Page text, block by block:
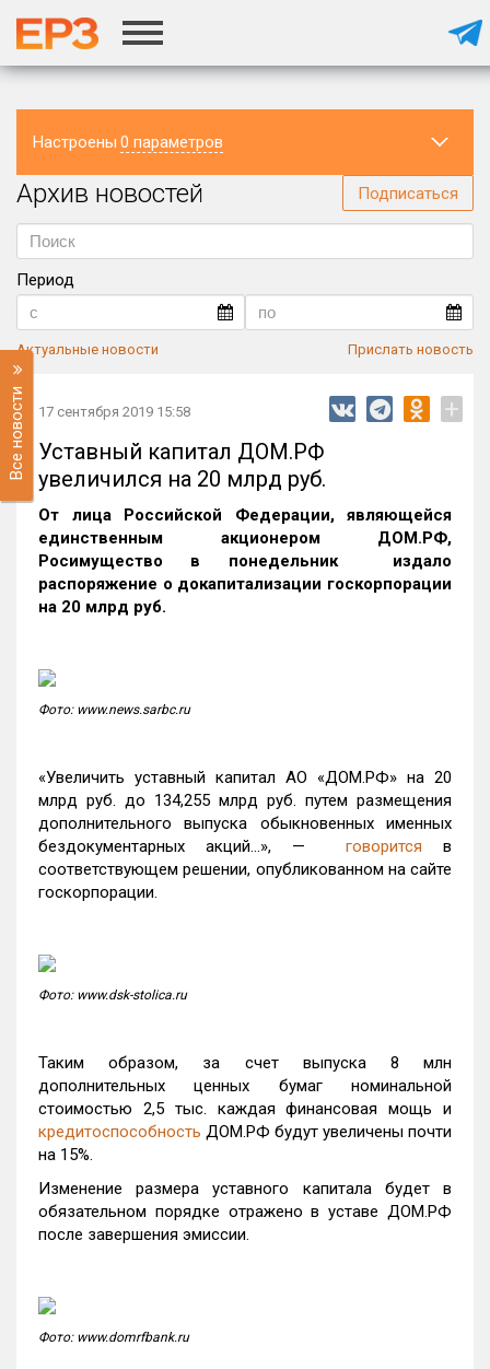
Настроены 0 параметров
Регион
Архив новостей Подписаться
Период
Актуальные новости Прислать новость
Все новости 17 сентября 2019 15:58 +
Уставный капитал ДОМ.РФ
увеличился на 20 млрд руб.
От лица Российской Федерации, являющейся
единственным акционером ДОМ.РФ,
Росимущество в понедельник издало
распоряжение о докапитализации госкорпорации
на 20 млрд руб.
Фото: www.news.sarbc.ru
«Увеличить уставный капитал АО «ДОМ.РФ» на 20
млрд руб. до 134,255 млрд руб. путем размещения
дополнительного выпуска обыкновенных именных
бездокументарных акций…», —
говорится в
соответствующем решении, опубликованном на сайте
госкорпорации.
Фото: www.dsk-stolica.ru
Таким образом, за счет выпуска 8 млн
дополнительных ценных бумаг номинальной
стоимостью 2,5 тыс. каждая финансовая мощь и
кредитоспособность ДОМ.РФ будут увеличены почти
на 15%.
Изменение размера уставного капитала будет в
обязательном порядке отражено в уставе ДОМ.РФ
после завершения эмиссии.
Фото: www.domrfbank.ru